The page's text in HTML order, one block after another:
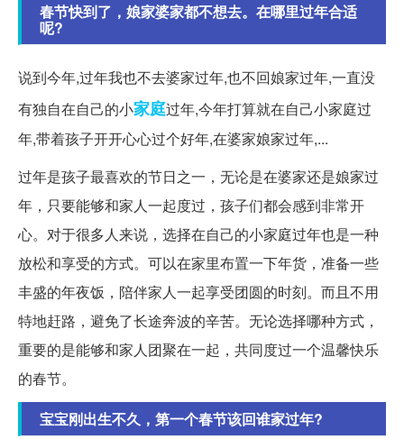
春节快到了，娘家婆家都不想去。在哪里过年合适
呢?
说到今年,过年我也不去婆家过年,也不回娘家过年,一直没
有独自在自己的小家庭过年,今年打算就在自己小家庭过
年,带着孩子开开心心过个好年,在婆家娘家过年,...
过年是孩子最喜欢的节日之一，无论是在婆家还是娘家过
年，只要能够和家人一起度过，孩子们都会感到非常开
心。对于很多人来说，选择在自己的小家庭过年也是一种
放松和享受的方式。可以在家里布置一下年货，准备一些
丰盛的年夜饭，陪伴家人一起享受团圆的时刻。而且不用
特地赶路，避免了长途奔波的辛苦。无论选择哪种方式，
重要的是能够和家人团聚在一起，共同度过一个温馨快乐
的春节。
宝宝刚出生不久，第一个春节该回谁家过年?